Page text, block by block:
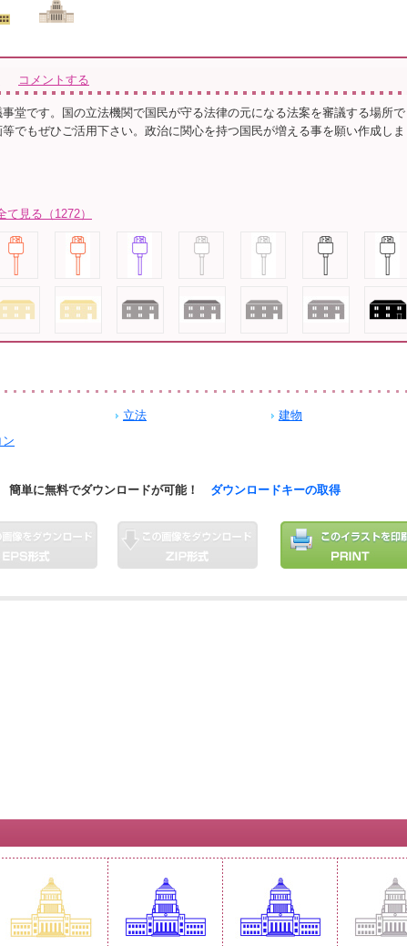
コメントする
堂です。国の立法機関で国民が守る法律の元になる法案を審議する場所で
でもぜひご活用下さい。政治に関心を持つ国民が増える事を願い作成しま
見る（1272）
立法
建物
ン
簡単に無料でダウンロードが可能！ ダウンロードキーの取得